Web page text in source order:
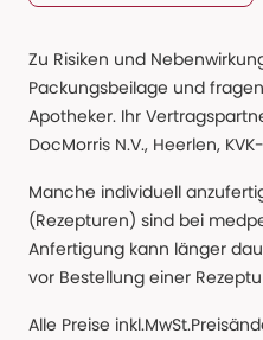
Zu Risiken und
Packungsbeilage und
Apotheker. Ihr
DocMorris N.V., Heerlen,
Manche individuell
(Rezepturen) sind bei
Anfertigung kann länger
vor Bestellung einer
Alle Preise